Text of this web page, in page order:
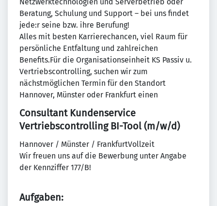
Netzwerktechnologien und Serverbetrieb oder
Beratung, Schulung und Support – bei uns findet
jede:r seine bzw. ihre Berufung!
Alles mit besten Karrierechancen, viel Raum für
persönliche Entfaltung und zahlreichen
Benefits.Für die Organisationseinheit KS Passiv u.
Vertriebscontrolling, suchen wir zum
nächstmöglichen Termin für den Standort
Hannover, Münster oder Frankfurt einen
Consultant Kundenservice
Vertriebscontrolling BI-Tool (m/w/d)
Hannover / Münster / FrankfurtVollzeit
Wir freuen uns auf die Bewerbung unter Angabe
der Kennziffer 177/B!
Aufgaben: